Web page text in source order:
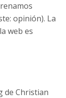
opinión). La
web es
de Christian